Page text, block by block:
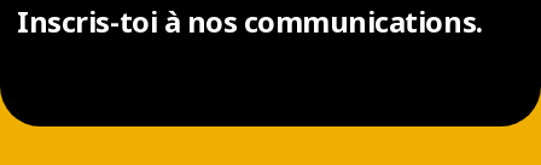
Inscris-toi à nos communications.